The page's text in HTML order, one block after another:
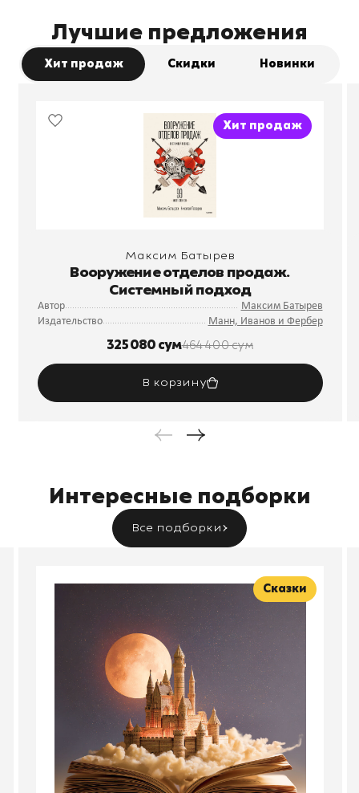
Лучшие предложения
Хит продаж Скидки Новинки
Хит продаж
Максим Батырев
Вооружение отделов продаж.
Системный подход
Автор
Максим Батырев
Издательство
Манн, Иванов и Фербер
325 080 сум464 400 сум
В корзину
Интересные подборки
Все подборки
Сказки